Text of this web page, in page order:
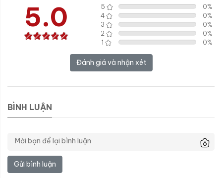
5.0 5 0%
4
0%
3
0%
2
0%
1
0%
Đánh giá và nhận xét
BÌNH LUẬN
Gửi bình luận
Ruột gối: